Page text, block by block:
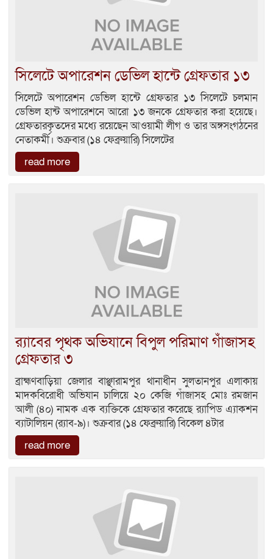
সিলেটে অপারেশন ডেভিল হান্টে গ্রেফতার ১৩
সিলেটে অপারেশন ডেভিল হান্টে গ্রেফতার ১৩ সিলেটে চলমান
ডেভিল হান্ট অপারেশনে আরো ১৩ জনকে গ্রেফতার করা হয়েছে।
গ্রেফতারকৃতদের মধ্যে রয়েছেন আওয়ামী লীগ ও তার অঙ্গসংগঠনের
নেতাকর্মী। শুক্রবার (১৪ ফেব্রুয়ারি) সিলেটের
read more
র‍্যাবের পৃথক অভিযানে বিপুল পরিমাণ গাঁজাসহ
গ্রেফতার ৩
ব্রাহ্মণবাড়িয়া জেলার বাঞ্ছারামপুর থানাধীন সুলতানপুর এলাকায়
মাদকবিরোধী অভিযান চালিয়ে ২০ কেজি গাঁজাসহ মোঃ রমজান
আলী (৪০) নামক এক ব্যক্তিকে গ্রেফতার করেছে র‌্যাপিড এ্যাকশন
ব্যাটালিয়ন (র‌্যাব-৯)। শুক্রবার (১৪ ফেব্রুয়ারি) বিকেল ৪টার
read more